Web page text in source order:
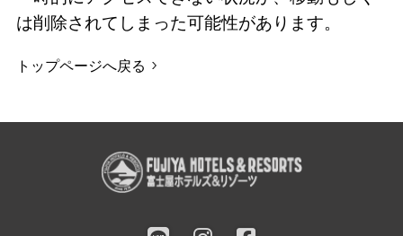
は削除されてしまった可能性があります。
トップページへ戻る